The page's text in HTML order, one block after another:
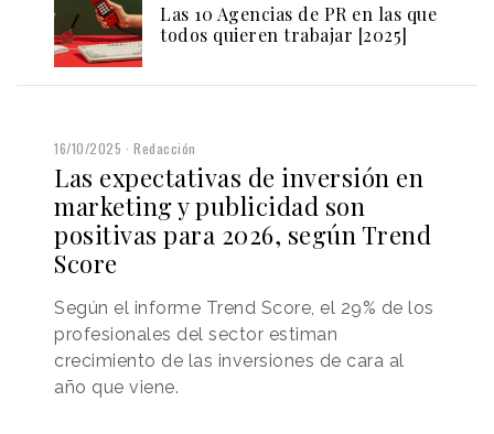
Las 10 Agencias de PR en las que
todos quieren trabajar [2025]
16/10/2025 Redacción
Las expectativas de inversión en
marketing y publicidad son
positivas para 2026, según Trend
Score
Según el informe Trend Score, el 29% de los
profesionales del sector estiman
crecimiento de las inversiones de cara al
año que viene.